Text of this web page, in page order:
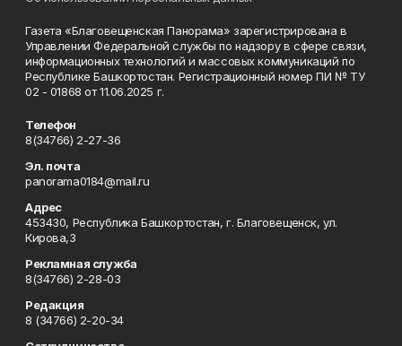
Газета «Благовещенская Панорама» зарегистрирована в
Управлении Федеральной службы по надзору в сфере связи,
информационных технологий и массовых коммуникаций по
Республике Башкортостан. Регистрационный номер ПИ № ТУ
02 - 01868 от 11.06.2025 г.
Телефон
8(34766) 2-27-36
Эл. почта
panorama0184@mail.ru
Адрес
453430, Республика Башкортостан, г. Благовещенск, ул.
Кирова,3
Рекламная служба
8(34766) 2-28-03
Редакция
8 (34766) 2-20-34